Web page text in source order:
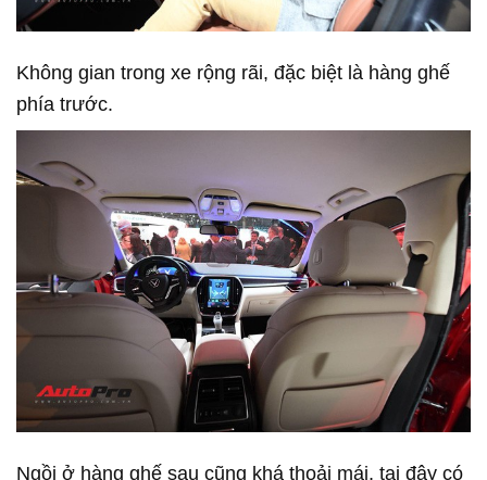
Không gian trong xe rộng rãi, đặc biệt là hàng ghế
phía trước.
Ngồi ở hàng ghế sau cũng khá thoải mái, tại đây có